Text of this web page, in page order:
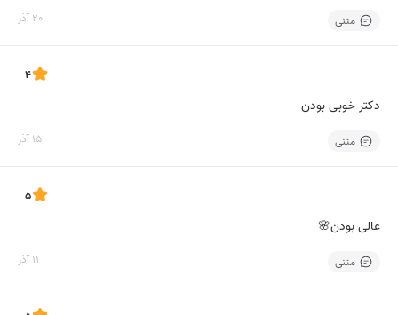
متنی 20 آذر
4
دکتر خوبی بودن
متنی 15 آذر
5
عالی بودن🌸
متنی 11 آذر